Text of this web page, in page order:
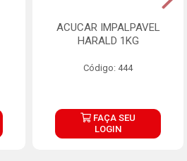
ACUCAR IMPALPAVEL
HARALD 1KG
Código: 444
FAÇA SEU
LOGIN